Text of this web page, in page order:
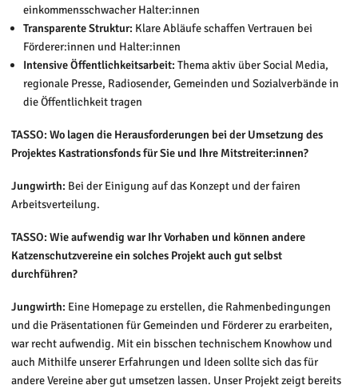
einkommensschwacher Halter:innen
Transparente Struktur: Klare Abläufe schaffen Vertrauen bei
Förderer:innen und Halter:innen
Intensive Öffentlichkeitsarbeit: Thema aktiv über Social Media,
regionale Presse, Radiosender, Gemeinden und Sozialverbände in
die Öffentlichkeit tragen
TASSO: Wo lagen die Herausforderungen bei der Umsetzung des
Projektes Kastrationsfonds für Sie und Ihre Mitstreiter:innen?
Jungwirth: Bei der Einigung auf das Konzept und der fairen
Arbeitsverteilung.
TASSO: Wie aufwendig war Ihr Vorhaben und können andere
Katzenschutzvereine ein solches Projekt auch gut selbst
durchführen?
Jungwirth: Eine Homepage zu erstellen, die Rahmenbedingungen
und die Präsentationen für Gemeinden und Förderer zu erarbeiten,
war recht aufwendig. Mit ein bisschen technischem Knowhow und
auch Mithilfe unserer Erfahrungen und Ideen sollte sich das für
andere Vereine aber gut umsetzen lassen. Unser Projekt zeigt bereits